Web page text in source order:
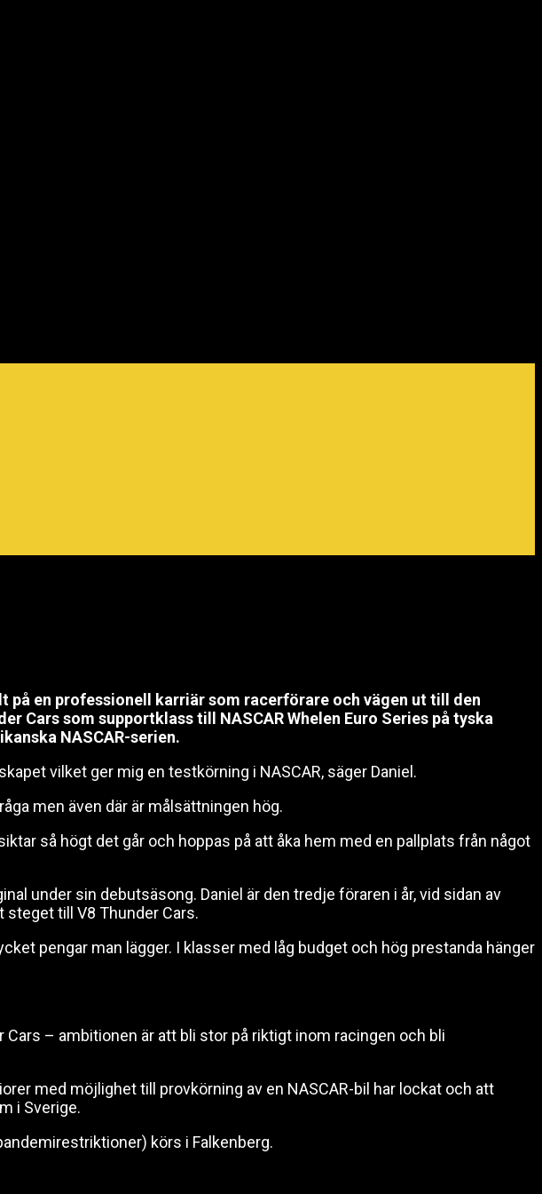
på en professionell karriär som racerförare och vägen ut till den
Cars som supportklass till NASCAR Whelen Euro Series på tyska
NASCAR-serien.
vilket ger mig en testkörning i NASCAR, säger Daniel.
men även där är målsättningen hög.
så högt det går och hoppas på att åka hem med en pallplats från något
under sin debutsäsong. Daniel är den tredje föraren i år, vid sidan av
steget till V8 Thunder Cars.
pengar man lägger. I klasser med låg budget och hög prestanda hänger
– ambitionen är att bli stor på riktigt inom racingen och bli
med möjlighet till provkörning av en NASCAR-bil har lockat och att
i Sverige.
körs i Falkenberg.